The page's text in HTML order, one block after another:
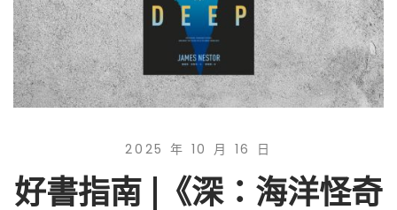
2025 年 10 月 16 日
好書指南 |《深：海洋怪奇